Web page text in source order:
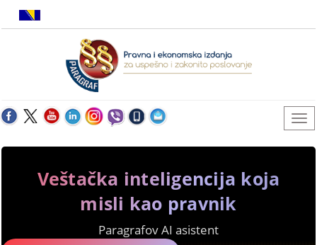
Veštačka inteligencija koja
misli kao pravnik
Paragrafov AI asistent